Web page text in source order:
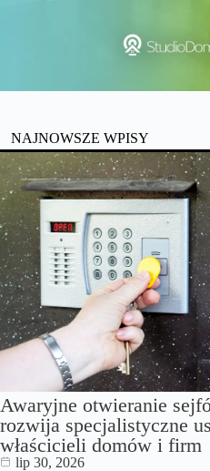
NAJNOWSZE WPISY
Awaryjne otwieranie
rozwija specjalistyczne
właścicieli domów i firm
lip 30, 2026